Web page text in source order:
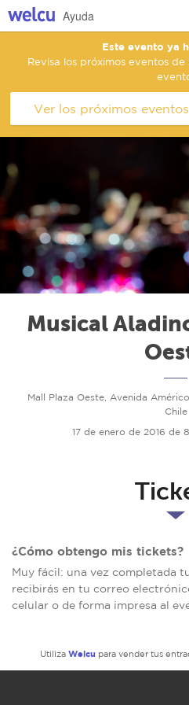
Ayuda
Este evento ya
Revisa los próximos eventos
Ver los próximos eventos
Musical
Mall Plaza Oeste, Avenida
Chile
17 de enero de 2016 de
¿Cómo obtengo mis tickets?
Muy fácil: una vez completada
recibirás en tu correo
celular o de forma impresa al
Utiliza Welcu para vender tus